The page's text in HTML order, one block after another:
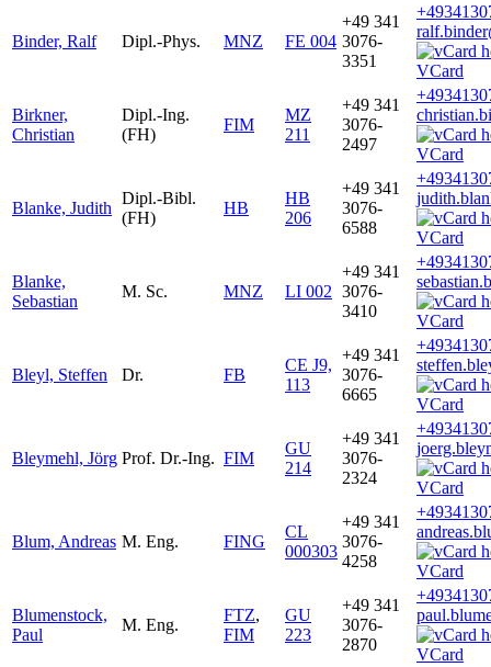
Binder, Ralf Dipl.-Phys. MNZ FE 004
+49 341
3076-
3351
VCard
Birkner,
Christian
Dipl.-Ing.
(FH)
FIM
MZ
211
+49 341
3076-
2497
VCard
Blanke, Judith
Dipl.-Bibl.
(FH)
HB
HB
206
+49 341
3076-
6588
VCard
Blanke,
Sebastian
M. Sc. MNZ LI 002
+49 341
3076-
3410
VCard
Bleyl, Steffen Dr. FB
CE J9,
113
+49 341
3076-
6665
VCard
Bleymehl, Jörg Prof. Dr.-Ing. FIM
GU
214
+49 341
3076-
2324
VCard
Blum, Andreas M. Eng. FING
CL
000303
+49 341
3076-
4258
VCard
Blumenstock,
Paul
M. Eng.
FTZ,
FIM
GU
223
+49 341
3076-
2870
VCard